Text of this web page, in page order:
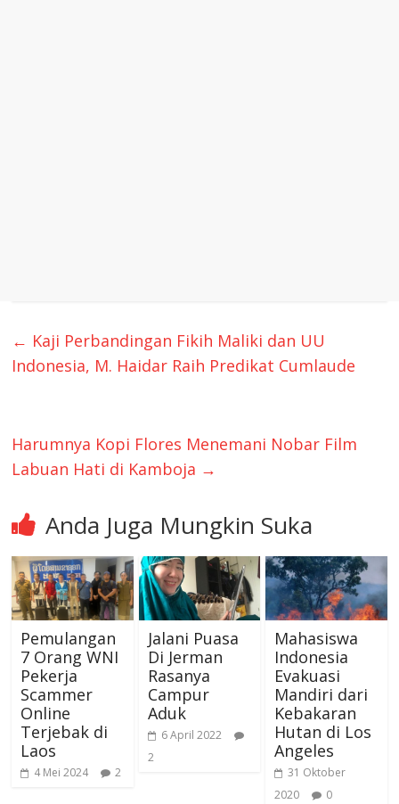
← Kaji Perbandingan Fikih Maliki dan UU
Indonesia, M. Haidar Raih Predikat Cumlaude
Harumnya Kopi Flores Menemani Nobar Film
Labuan Hati di Kamboja →
Anda Juga Mungkin Suka
Pemulangan
7 Orang WNI
Pekerja
Scammer
Online
Terjebak di
Laos
4 Mei 2024 2
Jalani Puasa
Di Jerman
Rasanya
Campur
Aduk
6 April 2022
2
Mahasiswa
Indonesia
Evakuasi
Mandiri dari
Kebakaran
Hutan di Los
Angeles
31 Oktober
2020
0